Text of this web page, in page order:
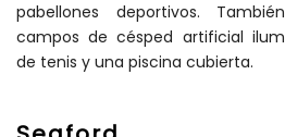
pabellones deportivos.
campos de césped artificial
de tenis y una piscina cubierta.